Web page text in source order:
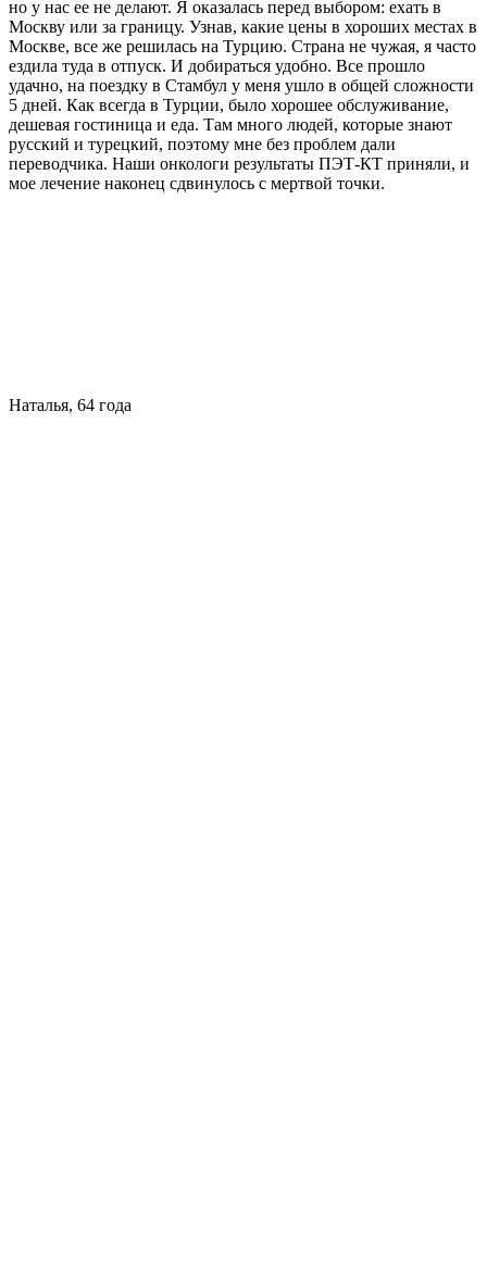
но у нас ее не делают. Я оказалась перед выбором: ехать в
Москву или за границу. Узнав, какие цены в хороших местах в
Москве, все же решилась на Турцию. Страна не чужая, я часто
ездила туда в отпуск. И добираться удобно. Все прошло
удачно, на поездку в Стамбул у меня ушло в общей сложности
5 дней. Как всегда в Турции, было хорошее обслуживание,
дешевая гостиница и еда. Там много людей, которые знают
русский и турецкий, поэтому мне без проблем дали
переводчика. Наши онкологи результаты ПЭТ-КТ приняли, и
мое лечение наконец сдвинулось с мертвой точки.
Наталья, 64 года